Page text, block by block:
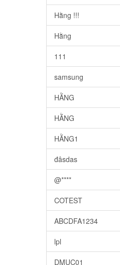
Hằng !!!
Hằng
111
samsung
HẰNG
HẰNG
HẰNG1
đâsdas
@****
COTEST
ABCDFA1234
lpl
DMUC01